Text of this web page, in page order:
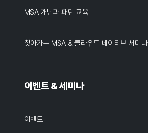
MSA 개념과 패턴 교육
찾아가는 MSA & 클라우드 네이티브 세미나
이벤트 & 세미나
이벤트